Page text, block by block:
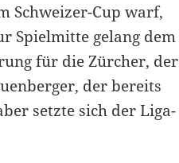
Schweizer-Cup warf,
Spielmitte gelang dem
für die Zürcher, der
der bereits
setzte sich der Liga-